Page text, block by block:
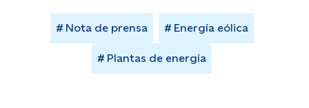
Nota de prensa Energía eólica
Plantas de energía